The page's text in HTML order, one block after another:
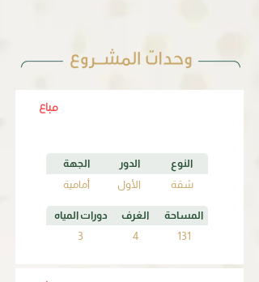
مباع
النوع الدور
الجهة
شقة
الأول أمامية
المساحة الغرف دورات المياه
131
4
3